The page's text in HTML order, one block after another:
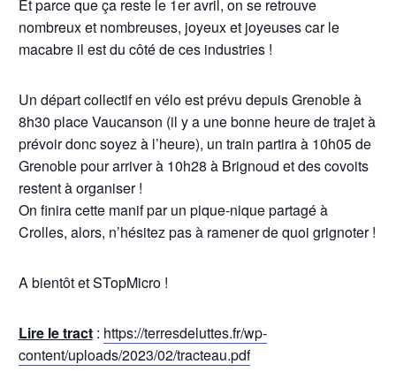
Et parce que ça reste le 1er avril, on se retrouve
nombreux et nombreuses, joyeux et joyeuses car le
macabre il est du côté de ces industries !
Un départ collectif en vélo est prévu depuis Grenoble à
8h30 place Vaucanson (il y a une bonne heure de trajet à
prévoir donc soyez à l’heure), un train partira à 10h05 de
Grenoble pour arriver à 10h28 à Brignoud et des covoits
restent à organiser !
On finira cette manif par un pique-nique partagé à
Crolles, alors, n’hésitez pas à ramener de quoi grignoter !
A bientôt et STopMicro !
Lire le tract: https://terresdeluttes.fr/wp-
content/uploads/2023/02/tracteau.pdf